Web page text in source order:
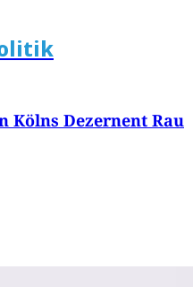
Kölns Dezernent Rau